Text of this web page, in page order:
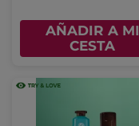
AÑADIR A MI
CESTA